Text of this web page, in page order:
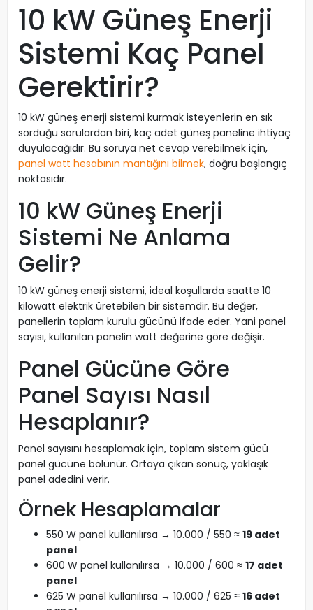
10 kW Güneş Enerji
Sistemi Kaç Panel
Gerektirir?
10 kW güneş enerji sistemi kurmak isteyenlerin en sık
sorduğu sorulardan biri, kaç adet güneş paneline ihtiyaç
duyulacağıdır. Bu soruya net cevap verebilmek için,
panel watt hesabının mantığını bilmek, doğru başlangıç
noktasıdır.
10 kW Güneş Enerji
Sistemi Ne Anlama
Gelir?
10 kW güneş enerji sistemi, ideal koşullarda saatte 10
kilowatt elektrik üretebilen bir sistemdir. Bu değer,
panellerin toplam kurulu gücünü ifade eder. Yani panel
sayısı, kullanılan panelin watt değerine göre değişir.
Panel Gücüne Göre
Panel Sayısı Nasıl
Hesaplanır?
Panel sayısını hesaplamak için, toplam sistem gücü
panel gücüne bölünür. Ortaya çıkan sonuç, yaklaşık
panel adedini verir.
Örnek Hesaplamalar
550 W panel kullanılırsa → 10.000 / 550 ≈ 19 adet
panel
600 W panel kullanılırsa → 10.000 / 600 ≈ 17 adet
panel
625 W panel kullanılırsa → 10.000 / 625 ≈ 16 adet